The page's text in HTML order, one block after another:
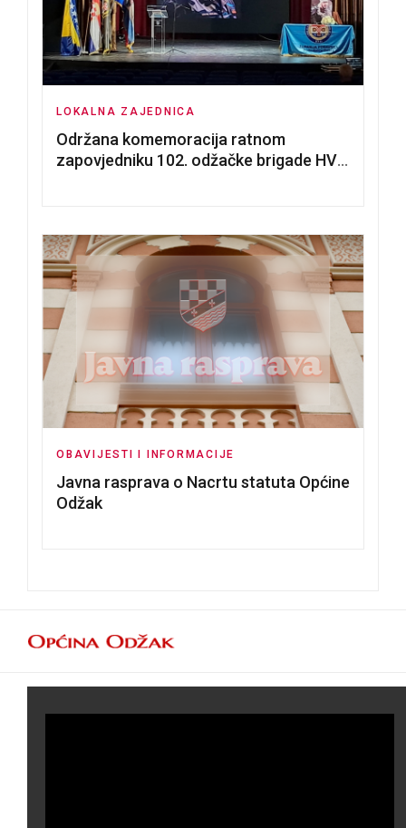
LOKALNA ZAJEDNICA
Održana komemoracija ratnom
zapovjedniku 102. odžačke brigade HVO
OBAVIJESTI I INFORMACIJE
Javna rasprava o Nacrtu statuta Općine
Odžak